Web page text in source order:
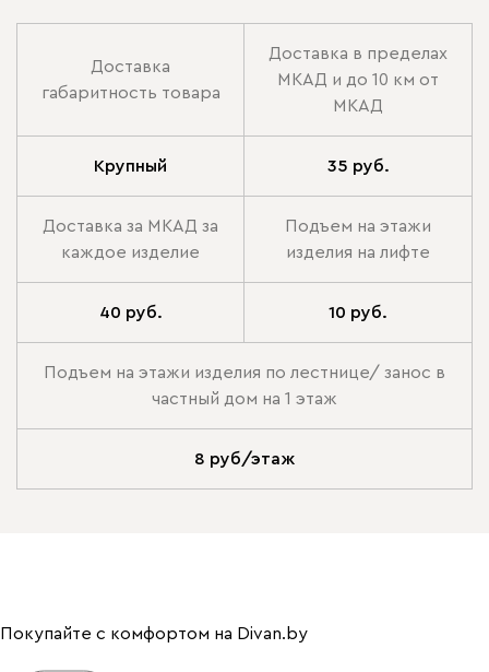
Доставка
габаритность товара
Доставка в пределах
МКАД и до 10 км от
МКАД
Крупный 35 руб.
Доставка за МКАД за
каждое изделие
Подъем на этажи
изделия на лифте
40 руб. 10 руб.
Подъем на этажи изделия по лестнице/ занос в
частный дом на 1 этаж
8 руб/этаж
Покупайте с комфортом на Divan.by